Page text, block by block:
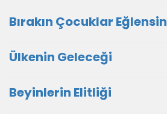
Bırakın Çocuklar Eğlensin
Ülkenin Geleceği
Beyinlerin Elitliği